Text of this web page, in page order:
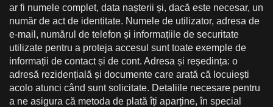
ar fi numele complet, data nașterii și, dacă este necesar, un
număr de act de identitate. Numele de utilizator, adresa de
e-mail, numărul de telefon și informațiile de securitate
utilizate pentru a proteja accesul sunt toate exemple de
informații de contact și de cont. Adresa și reședința: o
adresă rezidențială și documente care arată că locuiești
acolo atunci când sunt solicitate. Detaliile necesare pentru
a ne asigura că metoda de plată îți aparține, în special